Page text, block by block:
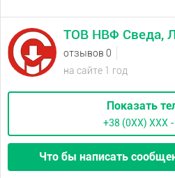
ТОВ НВФ Сведа,
отзывов 0
на сайте 1 год
Показать
+38 (0XX) ХХХ
Что бы написать